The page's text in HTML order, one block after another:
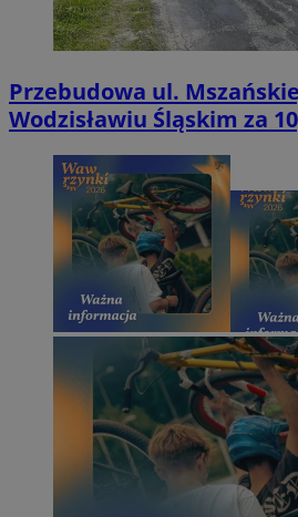
Przebudowa ul.
Wodzisławiu Śląskim za